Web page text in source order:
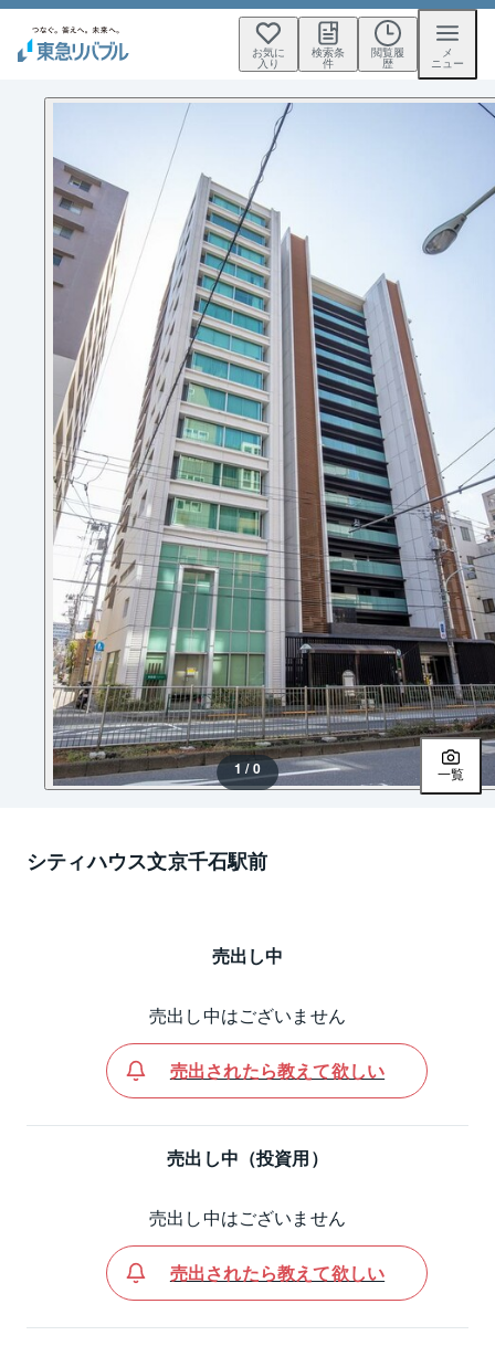
お気に
入り
検索条
件
閲覧履
歴
メ
ニュー
1 / 0 一覧
シティハウス文京千石駅前
売出し中
売出し中はございません
売出されたら教えて欲しい
売出し中（投資用）
売出し中はございません
売出されたら教えて欲しい